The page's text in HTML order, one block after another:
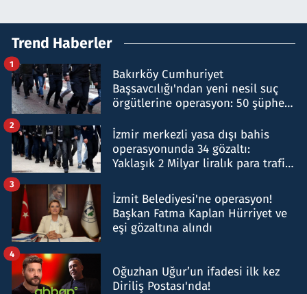
Trend Haberler
Bakırköy Cumhuriyet
Başsavcılığı'ndan yeni nesil suç
örgütlerine operasyon: 50 şüpheli
1
İzmir merkezli yasa dışı bahis
operasyonunda 34 gözaltı:
Yaklaşık 2 Milyar liralık para trafiği
2
İzmit Belediyesi'ne operasyon!
Başkan Fatma Kaplan Hürriyet ve
eşi gözaltına alındı
3
Oğuzhan Uğur’un ifadesi ilk kez
Diriliş Postası'nda!
4